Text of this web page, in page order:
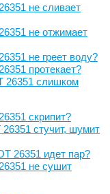
не сливает
не отжимает
не греет воду?
протекает?
26351 слишком
скрипит?
стучит, шумит
26351 идет пар?
не сушит